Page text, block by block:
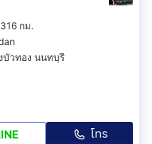
กม.
บัวทอง นนทบุรี
โทร